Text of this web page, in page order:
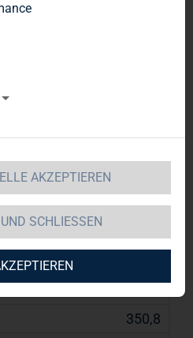
350,8
AKZEPTIEREN
SCHLIESSEN